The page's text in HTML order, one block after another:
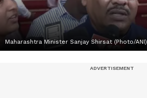
Maharashtra Minister Sanjay Shirsat (Photo/ANI)